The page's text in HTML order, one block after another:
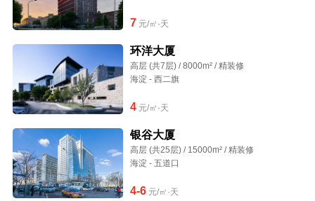
7 元/㎡·天
环洋大厦
高层 (共7层) / 8000m² / 精装修
海淀 - 西二旗
4元/㎡·天
银谷大厦
高层 (共25层) / 15000m² / 精装修
海淀 - 五道口
4-6元/㎡·天